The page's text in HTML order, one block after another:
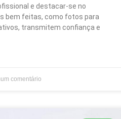
e destacar-se no
bem feitas, como fotos para
transmitem confiança e
comentário